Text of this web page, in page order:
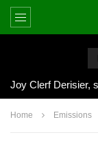
Home Emissions